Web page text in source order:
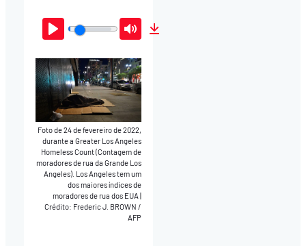
Play Mute
Foto de 24 de fevereiro de 2022,
durante a Greater Los Angeles
Homeless Count (Contagem de
moradores de rua da Grande Los
Angeles). Los Angeles tem um
dos maiores índices de
moradores de rua dos EUA
Crédito: Frederic J. BROWN /
AFP